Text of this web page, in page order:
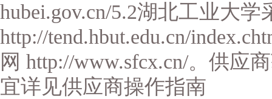
hubei.gov.cn/5.2湖北工业大学
http://tend.hbut.edu.cn/
网 http://www.sfcx.cn/。供应
宜详见供应商操作指南